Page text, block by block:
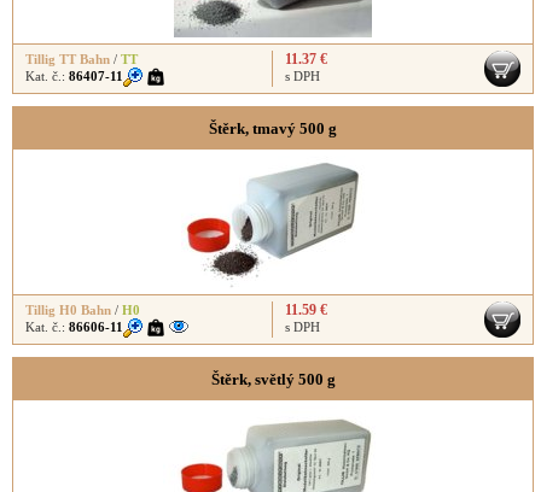
Tillig TT Bahn / TT
Kat. č.: 86407-11
11.37 €
s DPH
Štěrk, tmavý 500 g
Tillig H0 Bahn / H0
Kat. č.: 86606-11
11.59 €
s DPH
Štěrk, světlý 500 g